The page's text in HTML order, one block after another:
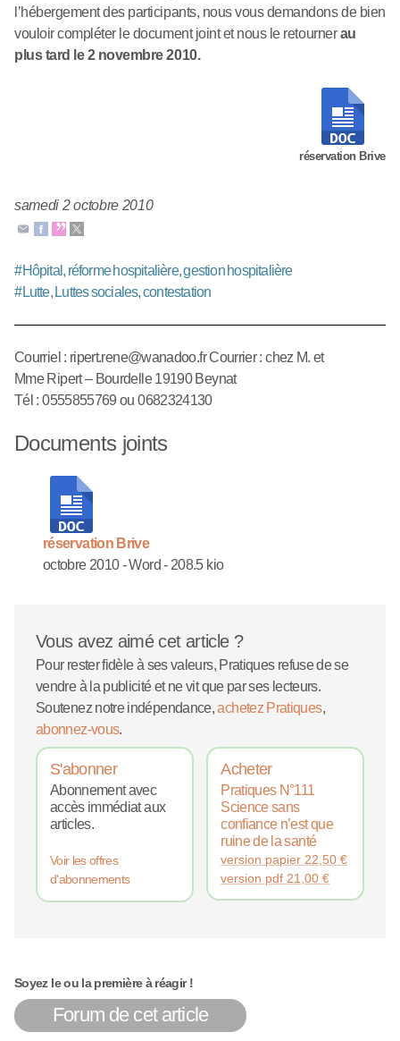
l’hébergement des participants, nous vous demandons de bien
vouloir compléter le document joint et nous le retournerau
plus tard le 2 novembre 2010.
réservation Brive
samedi 2 octobre 2010
#Hôpital, réforme hospitalière, gestion hospitalière
#Lutte, Luttes sociales, contestation
Courriel : ripert.rene@wanadoo.fr Courrier : chez M. et
Mme Ripert – Bourdelle 19190 Beynat
Tél : 0555855769 ou 0682324130
Documents joints
réservation Brive
octobre 2010 -Word - 208.5 kio
Vous avez aimé cet article ?
Pour rester fidèle à ses valeurs, Pratiques refuse de se
vendre à la publicité et ne vit que par ses lecteurs.
Soutenez notre indépendance,achetez Pratiques,
abonnez-vous.
S'abonner
Abonnement avec
accès immédiat aux
articles.
Voir les offres
d'abonnements
Acheter
Pratiques N°111
Science sans
confiance n’est que
ruine de la santé
version papier 22,50€
version pdf 21,00€
Soyez le ou la première à réagir !
Forum de cet article